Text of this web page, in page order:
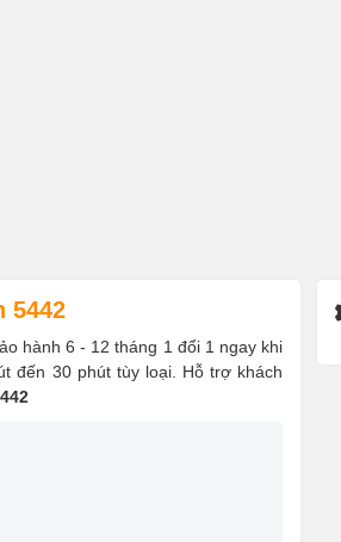
5442
hành 6 - 12 tháng 1 đổi 1 ngay khi
đến 30 phút tùy loại. Hỗ trợ khách